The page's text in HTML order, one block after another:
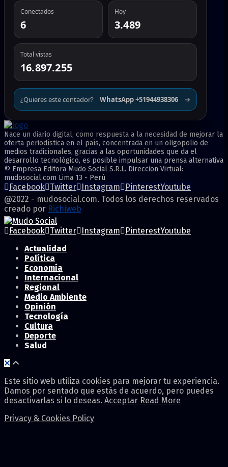
Conectados
6
Hoy
3.489
Total vistas
16.897.255
¿Quieres este contador? WhatsApp +51944938306 →
Nace un diario digital, como respuesta a la necesidad de mejorar la
oferta periodística en el país, concentrada en un oligopolio de
medios tradicionales, gracias a las oportunidades que da el
desarrollo tecnológico, es posible impulsar una prensa alternativa
© Empresa Editora Mudo Social S.R.L. Direccion Virtual:
mudosocial.com Lima 13 - Perú
Facebook Twitter Instagram PinterestYoutube
@2022 - mudosocial.com. Todos los derechos reservados
creado por Richiweb
Facebook Twitter Instagram PinterestYoutube
Actualidad
Política
Economía
Internacional
Regional
Medio Ambiente
Opinión
Tecnología
Cultura
Deporte
Salud
Este sitio web utiliza cookies para mejorar tu experiencia.
Damos por sentado que estás de acuerdo, pero puedes
desactivarlas si lo deseas. Acceptar Read More
Privacy & Cookies Policy